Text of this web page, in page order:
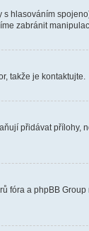
hlasováním
zabránit
takže je kontaktujte.
přidávat přílohy,
fóra a phpBB